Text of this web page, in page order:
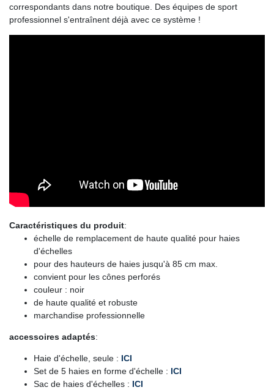
correspondants dans notre boutique. Des équipes de sport
professionnel s'entraînent déjà avec ce système !
Caractéristiques du produit:
échelle de remplacement de haute qualité pour haies
d'échelles
pour des hauteurs de haies jusqu'à 85 cm max.
convient pour les cônes perforés
couleur : noir
de haute qualité et robuste
marchandise professionnelle
accessoires adaptés:
Haie d'échelle, seule : ICI
Set de 5 haies en forme d'échelle : ICI
Sac de haies d'échelles : ICI